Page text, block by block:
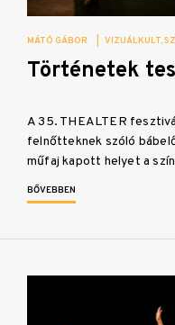
MÁTÓ GÁBOR VIZUÁLKULT
Történetek
A 35. THEALTER
felnőtteknek szóló
műfaj kapott helyet a
BŐVEBBEN